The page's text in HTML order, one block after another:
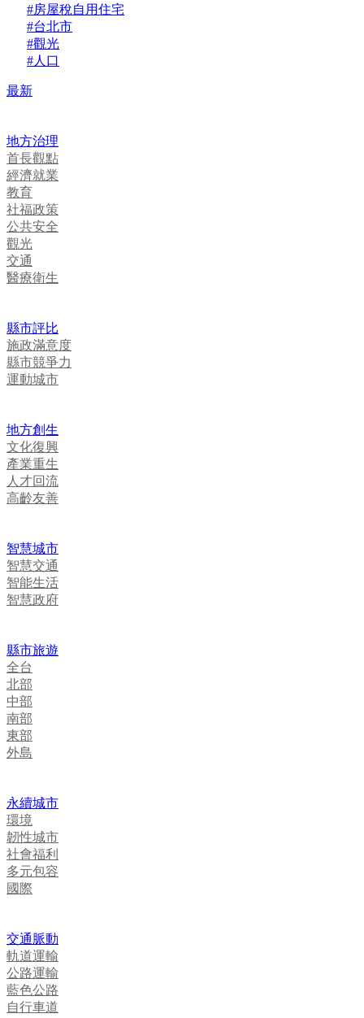
#房屋稅自用住宅
#台北市
#觀光
#人口
最新
地方治理
首長觀點
經濟就業
教育
社福政策
公共安全
觀光
交通
醫療衛生
縣市評比
施政滿意度
縣市競爭力
運動城市
地方創生
文化復興
產業重生
人才回流
高齡友善
智慧城市
智慧交通
智能生活
智慧政府
縣市旅遊
全台
北部
中部
南部
東部
外島
永續城市
環境
韌性城市
社會福利
多元包容
國際
交通脈動
軌道運輸
公路運輸
藍色公路
自行車道